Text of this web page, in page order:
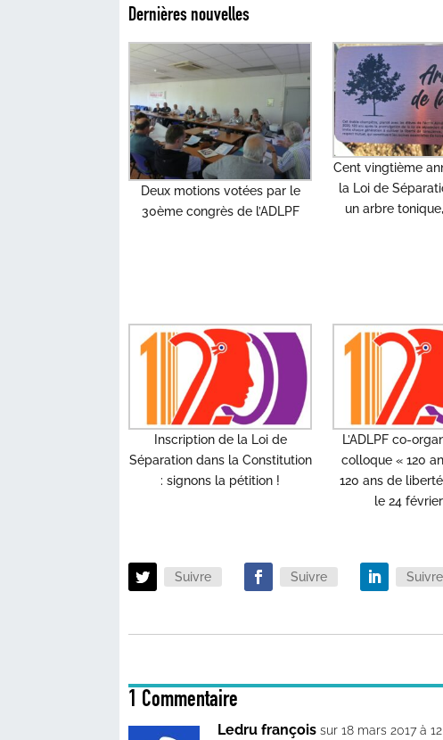
Dernières nouvelles
Deux motions votées par le
30ème congrès de l’ADLPF
Cent vingtième
la Loi de
un arbre
Inscription de la Loi de
Séparation dans la Constitution
: signons la pétition !
L’ADLPF co-
colloque « 120
120 ans de
le 24
Suivre Suivre Suivre
1 Commentaire
Ledru françois sur 18 mars 2017 à